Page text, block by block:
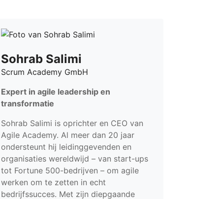
Sohrab Salimi
Scrum Academy GmbH
Expert in agile leadership en
transformatie
Sohrab Salimi is oprichter en CEO van
Agile Academy. Al meer dan 20 jaar
ondersteunt hij leidinggevenden en
organisaties wereldwijd – van start-ups
tot Fortune 500-bedrijven – om agile
werken om te zetten in echt
bedrijfssucces. Met zijn diepgaande